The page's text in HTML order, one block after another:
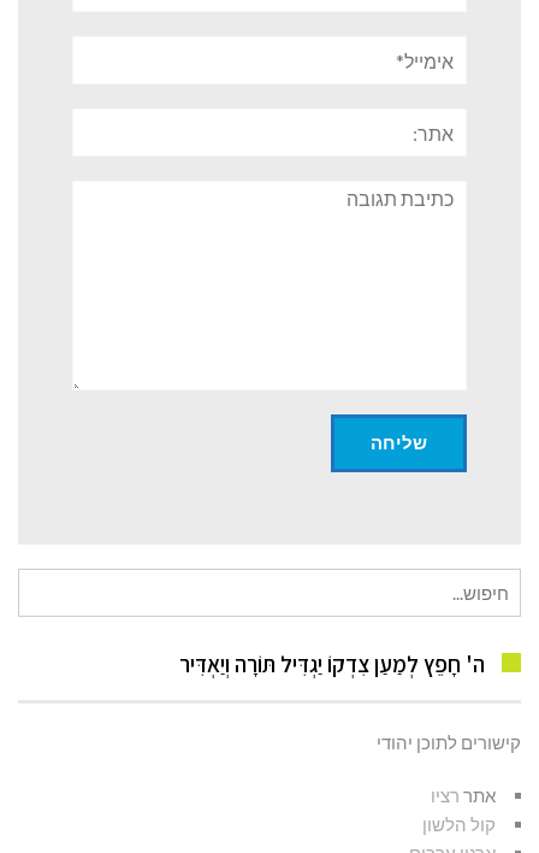
תגובה
עבור:
ה' חָפֵץ לְמַעַן צִדְקוֹ יַגְדִּיל תּוֹרָה וְיַאְדִּיר
קישורים לתוכן יהודי
אתר רציו
קול הלשון